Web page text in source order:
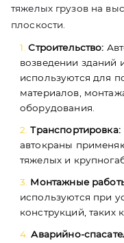
тяжелых грузов на
плоскости.
Строительство:
возведении зданий
используются для
материалов,
оборудования.
Транспортировка:
автокраны
тяжелых и
Монтажные
используются при
конструкций, таких
Аварийно-